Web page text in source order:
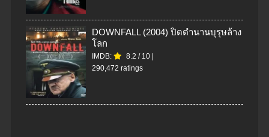
DOWNFALL (2004) ปิดตำนานบุรุษล้าง
โลก
IMDB: 8.2 / 10
290,472 ratings